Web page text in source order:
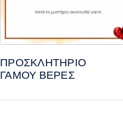
ΠΡΟΣΚΛΗΤΗΡΙΟ
ΓΑΜΟΥ ΒΕΡΕΣ